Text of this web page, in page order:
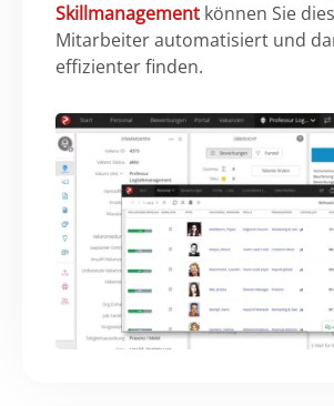
Skillmanagement können Sie
Mitarbeiter automatisiert und
effizienter finden.